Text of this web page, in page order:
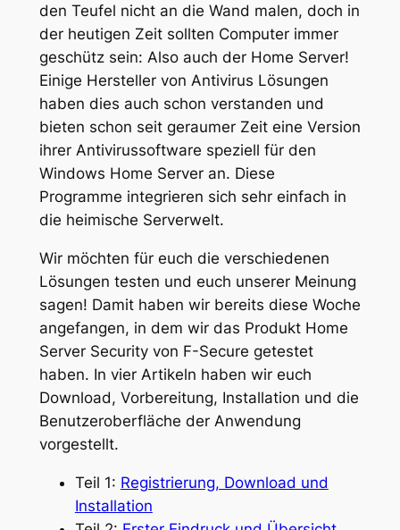
den Teufel nicht an die Wand malen, doch in
der heutigen Zeit sollten Computer immer
geschütz sein: Also auch der Home Server!
Einige Hersteller von Antivirus Lösungen
haben dies auch schon verstanden und
bieten schon seit geraumer Zeit eine Version
ihrer Antivirussoftware speziell für den
Windows Home Server an. Diese
Programme integrieren sich sehr einfach in
die heimische Serverwelt.
Wir möchten für euch die verschiedenen
Lösungen testen und euch unserer Meinung
sagen! Damit haben wir bereits diese Woche
angefangen, in dem wir das Produkt Home
Server Security von F-Secure getestet
haben. In vier Artikeln haben wir euch
Download, Vorbereitung, Installation und die
Benutzeroberfläche der Anwendung
vorgestellt.
Teil 1: Registrierung, Download und
Installation